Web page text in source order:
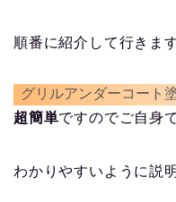
順番に紹介して行きます
グリルアンダーコート
超簡単ですのでご自身
わかりやすいように説